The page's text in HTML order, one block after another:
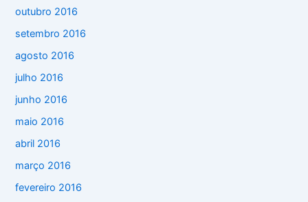
outubro 2016
setembro 2016
agosto 2016
julho 2016
junho 2016
maio 2016
abril 2016
março 2016
fevereiro 2016